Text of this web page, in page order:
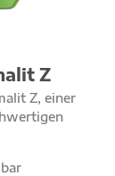
Z
Z, einer